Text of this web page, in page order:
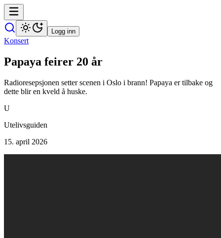
Logg inn
Konsert
Papaya feirer 20 år
Radioresepsjonen setter scenen i Oslo i brann! Papaya er tilbake og
dette blir en kveld å huske.
U
Utelivsguiden
15. april 2026